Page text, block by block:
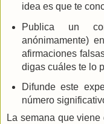
idea es que te
Publica un
anónimamente)
afirmaciones
digas cuáles te lo
Difunde este
número
La semana que